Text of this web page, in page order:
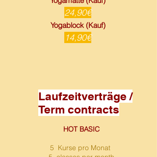
24,90€
Yogablock (Kauf)
14,90€
Laufzeitverträge /
Term contracts
HOT BASIC
5 Kurse pro Monat